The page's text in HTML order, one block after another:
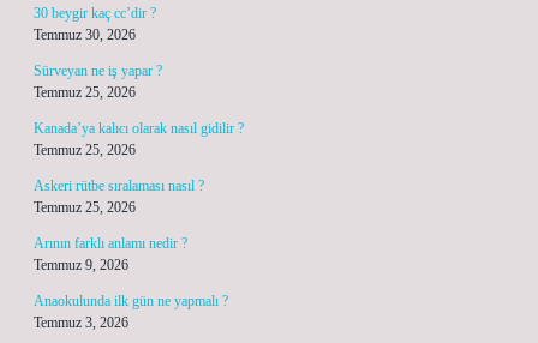
30 beygir kaç cc’dir ?
Temmuz 30, 2026
Sürveyan ne iş yapar ?
Temmuz 25, 2026
Kanada’ya kalıcı olarak nasıl gidilir ?
Temmuz 25, 2026
Askeri rütbe sıralaması nasıl ?
Temmuz 25, 2026
Arının farklı anlamı nedir ?
Temmuz 9, 2026
Anaokulunda ilk gün ne yapmalı ?
Temmuz 3, 2026